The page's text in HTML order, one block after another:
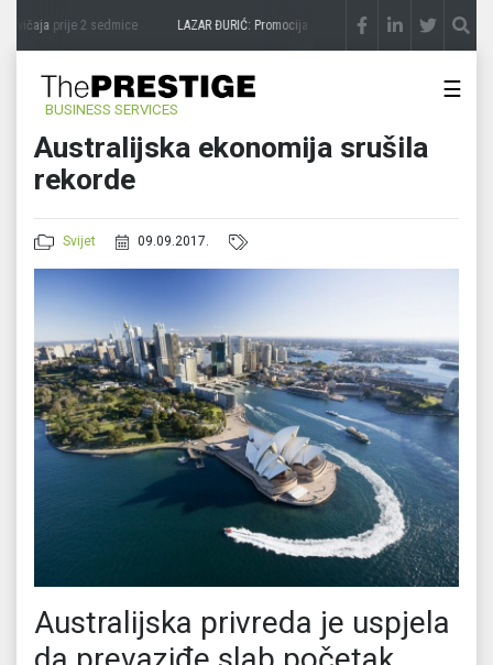
prije 2 sedmice LAZAR ĐURIĆ: Promocija potencijal pretvara u destinaciju
BUSINESS SERVICES
☰
Australijska ekonomija srušila
rekorde
Svijet 09.09.2017.
Australijska privreda je uspjela